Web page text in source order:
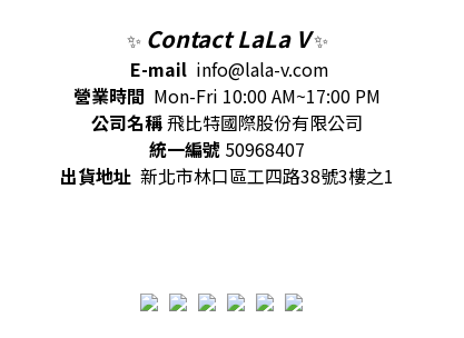
✨ Contact LaLa V✨
E-mail info@lala-v.com
營業時間 Mon-Fri 10:00 AM~17:00 PM
公司名稱飛比特國際股份有限公司
統一編號 50968407
出貨地址 新北市林口區工四路38號3樓之1